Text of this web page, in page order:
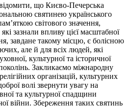
що Києво-Печерська
святинею українського
світового значення,
зазнали впливу цієї масштабної
завдане такому місцю, є болісною
але й для всіх людей, які
культурної та історичної
Закликаємо міжнародну
організацій, культурних
волі звернути увагу на
та культурної спадщини
війни. Збереження таких святинь